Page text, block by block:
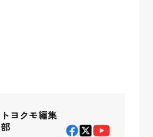
トヨクモ編集
部